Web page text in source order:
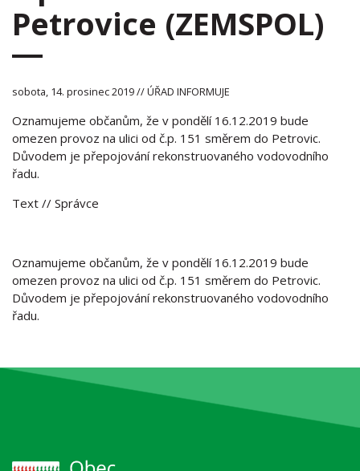
Petrovice (ZEMSPOL)
sobota, 14. prosinec 2019 // ÚŘAD INFORMUJE
Oznamujeme občanům, že v pondělí 16.12.2019 bude
omezen provoz na ulici od č.p. 151 směrem do Petrovic.
Důvodem je přepojování rekonstruovaného vodovodního
řadu.
Text // Správce
Oznamujeme občanům, že v pondělí 16.12.2019 bude
omezen provoz na ulici od č.p. 151 směrem do Petrovic.
Důvodem je přepojování rekonstruovaného vodovodního
řadu.